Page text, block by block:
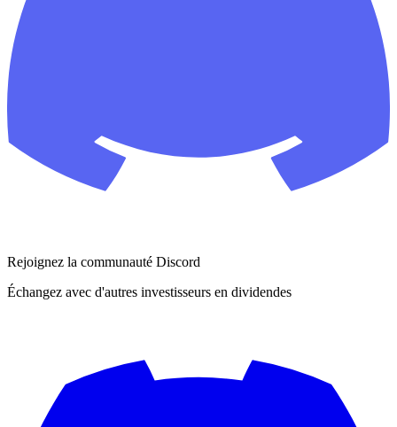
Rejoignez la communauté Discord
Échangez avec d'autres investisseurs en dividendes